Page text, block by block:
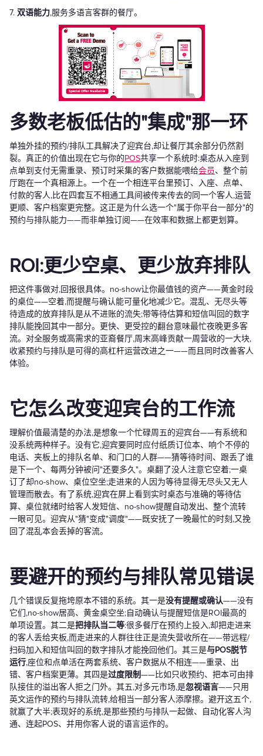
7. 双语能力,服务多语言客群的餐厅。
多数老板低估的"集成"那一环
单独外挂的预约/排队工具解决了迎宾台,却让餐厅其余部分仍然割
裂。真正的价值出现在它与你的POS共享一个系统时:桌态从入座到
点单到支付无需重录、预订时采集的客户数据能喂给会员、整个前
厅跑在一个真相源上。一个在一个相连平台里预订、入座、点单、
付款的客人,比在四套互不相通工具间被传来传去的同一个客人,运营
更顺、客户档案更完整。这正是为什么选一个"属于你平台一部分"的
预约与排队能力——而非单独订阅——在效率和数据上都更划算。
ROI:更少空桌、更少放弃排队
把这件事做对,回报很具体。no-show让你最值钱的资产——黄金时段
的桌位——空着,而提醒与确认能可量化地减少它。混乱、无尽头等
待造成的放弃排队是从不进账的流失;带等待估算和短信叫回的数字
排队能挽回其中一部分。更快、更受控的翻台意味最忙夜晚更多客
流。对全服务或高需求的亚裔餐厅,周末高峰贡献一周营收的一大块,
收紧预约与排队是可得的高杠杆运营改进之一——而且同时改善客人
体验。
它怎么改变迎宾台的工作流
理解价值最清楚的办法,是想象一个忙碌周五的迎宾台——有系统和
没系统两种样子。没有它,迎宾要同时应付纸质订位本、响个不停的
电话、夹板上的排队名单、和门口的人群——猜等待时间、跟丢了谁
是下一个、每两分钟被问"还要多久"。桌翻了没人注意它空着;一桌
订了却no-show、桌位空坐;走进来的人因为等待显得无尽头又无人
管理而散去。有了系统,迎宾在屏上看到实时桌态与准确的等待估
算、桌位就绪时给客人发短信、no-show提醒自动发出、整个流转
一眼可见。迎宾从"猜"变成"调度"——既安抚了一晚最忙的时刻,又挽
回了混乱本会丢掉的客流。
要避开的预约与排队常见错误
几个错误反复拖垮原本不错的系统。其一是没有提醒或确认——没有
它们,no-show居高、黄金桌空坐;自动确认与提醒短信是ROI最高的
单项设置。其二是把排队当二等:很多餐厅在预约上投入,却把走进来
的客人丢给夹板,而走进来的人群往往正是流失营收所在——带远程/
扫码加入和短信叫回的数字排队才能挽回他们。其三是与POS脱节
运行,座位和点单活在两套系统、客户数据从不相连——重录、出
错、客户档案更薄。其四是过度限制——比如只收预约、把本可由排
队接住的溢出客人拒之门外。其五,对多元市场,是忽视语言——只用
英文运作的预约与排队流转,给相当一部分客人添摩擦。避开这五个,
就赢了大半;表现好的系统,是那些预约与排队一起做、自动化客人沟
通、连起POS、并用你客人说的语言运作的。